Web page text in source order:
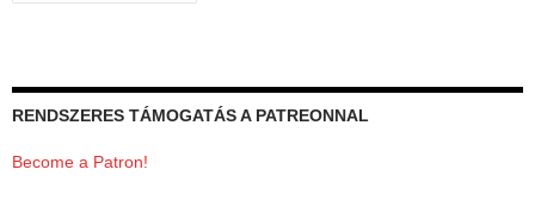
RENDSZERES TÁMOGATÁS A PATREONNAL
Become a Patron!